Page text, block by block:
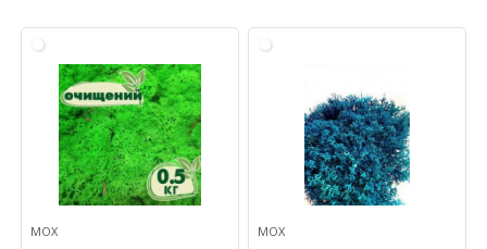
МОХ МОХ